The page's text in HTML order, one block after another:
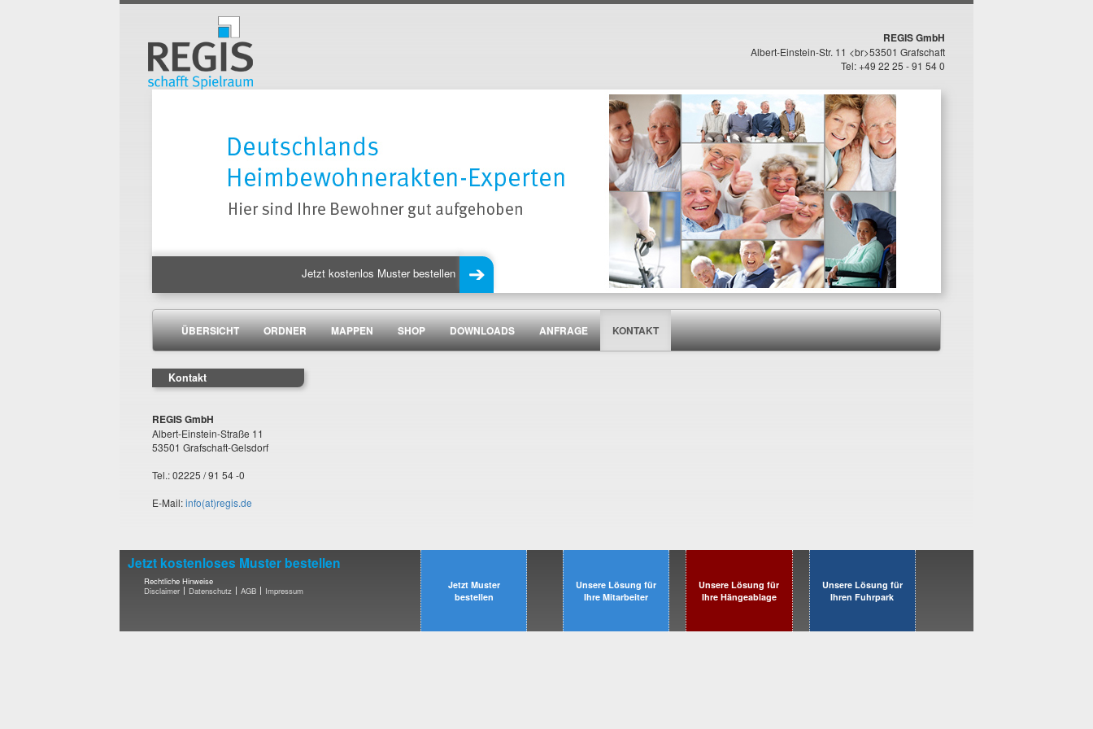
REGIS GmbH
Albert-Einstein-Str. 11 <br>53501 Grafschaft
Tel: +49 22 25 - 91 54 0
Jetzt kostenlos Muster bestellen
ÜBERSICHT ORDNER MAPPEN SHOP DOWNLOADS ANFRAGE KONTAKT
Kontakt
REGIS GmbH
Albert-Einstein-Straße 11
53501 Grafschaft-Gelsdorf
Tel.: 02225 / 91 54 -0
E-Mail:info(at)regis.de
Jetzt kostenloses Muster bestellen
Rechtliche Hinweise
Disclaimer
Datenschutz AGB Impressum
Jetzt Muster
bestellen
Unsere Lösung für
Ihre Mitarbeiter
Unsere Lösung für
Ihre Hängeablage
Unsere Lösung für
Ihren Fuhrpark